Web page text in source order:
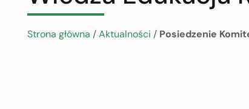
Strona główna /Aktualności / Posiedzenie